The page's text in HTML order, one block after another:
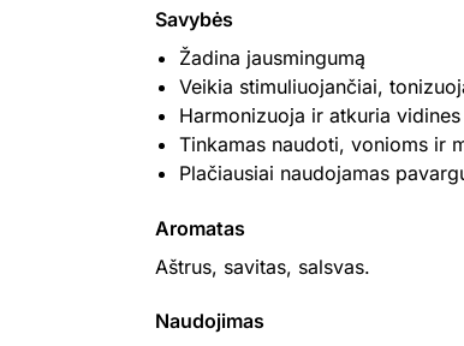
Savybės
Žadina jausmingumą
Veikia stimuliuojančiai,
Harmonizuoja ir atkuria
Tinkamas naudoti, vonioms ir
Plačiausiai naudojamas
Aromatas
Aštrus, savitas, salsvas.
Naudojimas